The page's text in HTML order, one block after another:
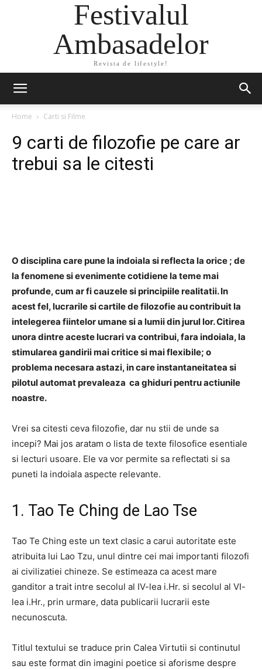
Festivalul
Ambasadelor
Revista de lifestyle!
Home Carti si Filme
9 carti de filozofie pe care ar
trebui sa le citesti
O disciplina care pune la indoiala si reflecta la orice ; de
la fenomene si evenimente cotidiene la teme mai
profunde, cum ar fi cauzele si principiile realitatii. In
acest fel, lucrarile si cartile de filozofie au contribuit la
intelegerea fiintelor umane si a lumii din jurul lor. Citirea
unora dintre aceste lucrari va contribui, fara indoiala, la
stimularea gandirii mai critice si mai flexibile; o
problema necesara astazi, in care instantaneitatea si
pilotul automat prevaleaza ca ghiduri pentru actiunile
noastre.
Vrei sa citesti ceva filozofie, dar nu stii de unde sa
incepi? Mai jos aratam o lista de texte filosofice esentiale
si lecturi usoare. Ele va vor permite sa reflectati si sa
puneti la indoiala aspecte relevante.
1. Tao Te Ching de Lao Tse
Tao Te Ching este un text clasic a carui autoritate este
atribuita lui Lao Tzu, unul dintre cei mai importanti filozofi
ai civilizatiei chineze. Se estimeaza ca acest mare
ganditor a trait intre secolul al IV-lea i.Hr. si secolul al VI-
lea i.Hr., prin urmare, data publicarii lucrarii este
necunoscuta.
Titlul textului se traduce prin Calea Virtutii si continutul
sau este format din imagini poetice si aforisme despre